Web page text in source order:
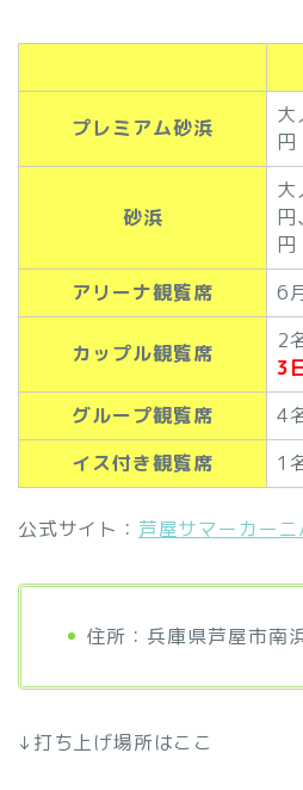
プレミアム砂浜
円
砂浜
円
アリーナ観覧席
6
カップル観覧席 2
3
グループ観覧席
4
イス付き観覧席
1
公式サイト： 芦屋サマーカーニ
住所：兵庫県芦屋市南
↓打ち上げ場所はここ